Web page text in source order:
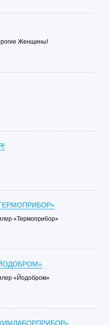
Женщины!
«Термоприбор»
«Йодобром»